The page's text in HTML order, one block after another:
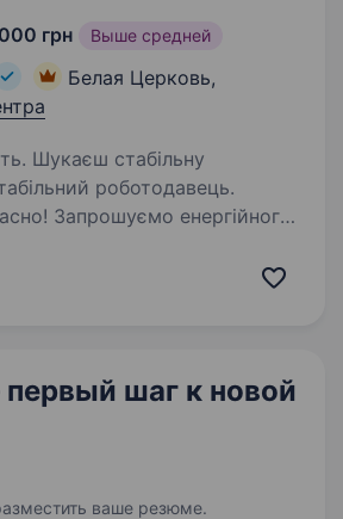
грн Выше средней
Белая Церковь,
роботодавець.
Запрошуємо енергійного
полиці! Наша робота,
шаг к новой
ваше резюме.